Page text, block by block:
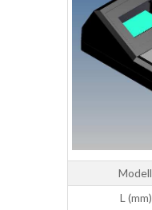
Modell
L (mm)